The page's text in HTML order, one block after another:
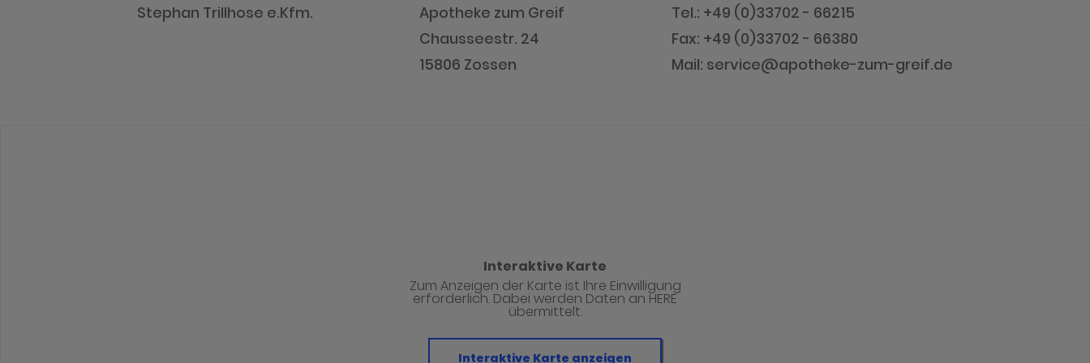
Stephan Trillhose e.Kfm.
Apotheke zum Greif
Chausseestr. 24
15806 Zossen
Tel.: +49 (0)33702 - 66215
Fax: +49 (0)33702 - 66380
Mail: service@apotheke-zum-greif.de
Interaktive Karte
Zum Anzeigen der Karte ist Ihre Einwilligung
erforderlich. Dabei werden Daten an HERE
übermittelt.
Interaktive Karte anzeigen